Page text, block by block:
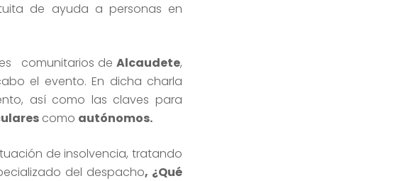
de ayuda a personas en
comunitarios de Alcaudete,
el evento. En dicha charla
así como las claves para
como autónomos.
de insolvencia, tratando
del despacho, ¿Qué